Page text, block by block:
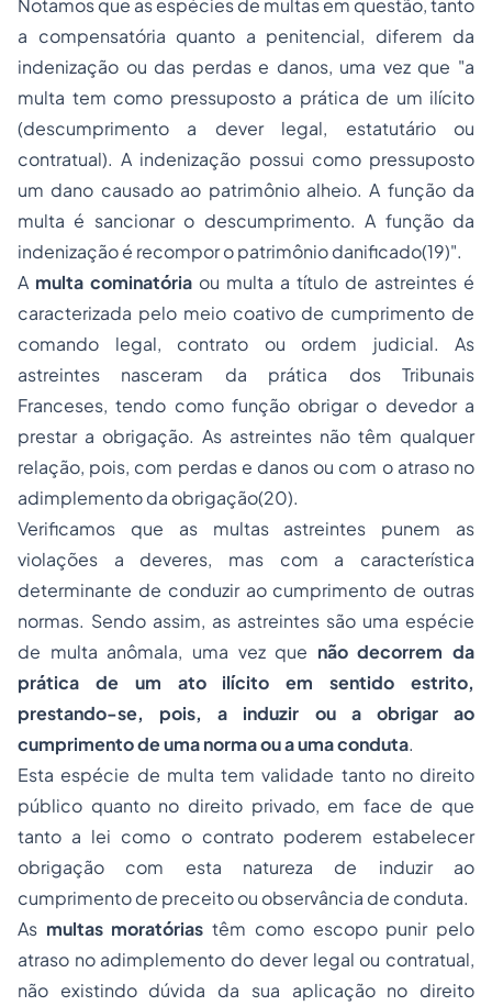
Notamos que as espécies de multas em questão, tanto
a compensatória quanto a penitencial, diferem da
indenização ou das perdas e danos, uma vez que "a
multa tem como pressuposto a prática de um ilícito
(descumprimento a dever legal, estatutário ou
contratual). A indenização possui como pressuposto
um dano causado ao patrimônio alheio. A função da
multa é sancionar o descumprimento. A função da
indenização é recompor o patrimônio danificado(19)".
A multa cominatória ou multa a título de astreintes é
caracterizada pelo meio coativo de cumprimento de
comando legal, contrato ou ordem judicial. As
astreintes nasceram da prática dos Tribunais
Franceses, tendo como função obrigar o devedor a
prestar a obrigação. As astreintes não têm qualquer
relação, pois, com perdas e danos ou com o atraso no
adimplemento da obrigação(20).
Verificamos que as multas astreintes punem as
violações a deveres, mas com a característica
determinante de conduzir ao cumprimento de outras
normas. Sendo assim, as astreintes são uma espécie
de multa anômala, uma vez que não decorrem da
prática de um ato ilícito em sentido estrito,
prestando-se, pois, a induzir ou a obrigar ao
cumprimento de uma norma ou a uma conduta.
Esta espécie de multa tem validade tanto no direito
público quanto no direito privado, em face de que
tanto a lei como o contrato poderem estabelecer
obrigação com esta natureza de induzir ao
cumprimento de preceito ou observância de conduta.
As multas moratórias têm como escopo punir pelo
atraso no adimplemento do dever legal ou contratual,
não existindo dúvida da sua aplicação no direito